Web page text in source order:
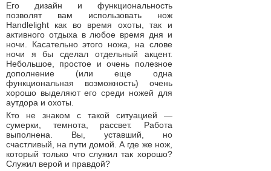
Его дизайн и функциональность
позволят вам использовать нож
Handlelight как во время охоты, так и
активного отдыха в любое время дня и
ночи. Касательно этого ножа, на слове
ночи я бы сделал отдельный акцент.
Небольшое, простое и очень полезное
дополнение (или еще одна
функциональная возможность) очень
хорошо выделяют его среди ножей для
аутдора и охоты.
Кто не знаком с такой ситуацией —
сумерки, темнота, рассвет. Работа
выполнена. Вы, уставший, но
счастливый, на пути домой. А где же нож,
который только что служил так хорошо?
Служил верой и правдой?